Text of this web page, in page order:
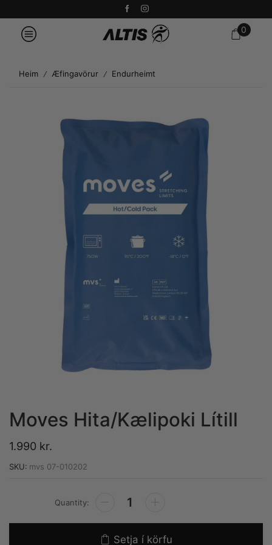
0
Heim / Æfingavörur / Endurheimt
Moves Hita/Kælipoki Lítill
1.990 kr.
SKU: mvs 07-010202
Setja í körfu
Alternative: